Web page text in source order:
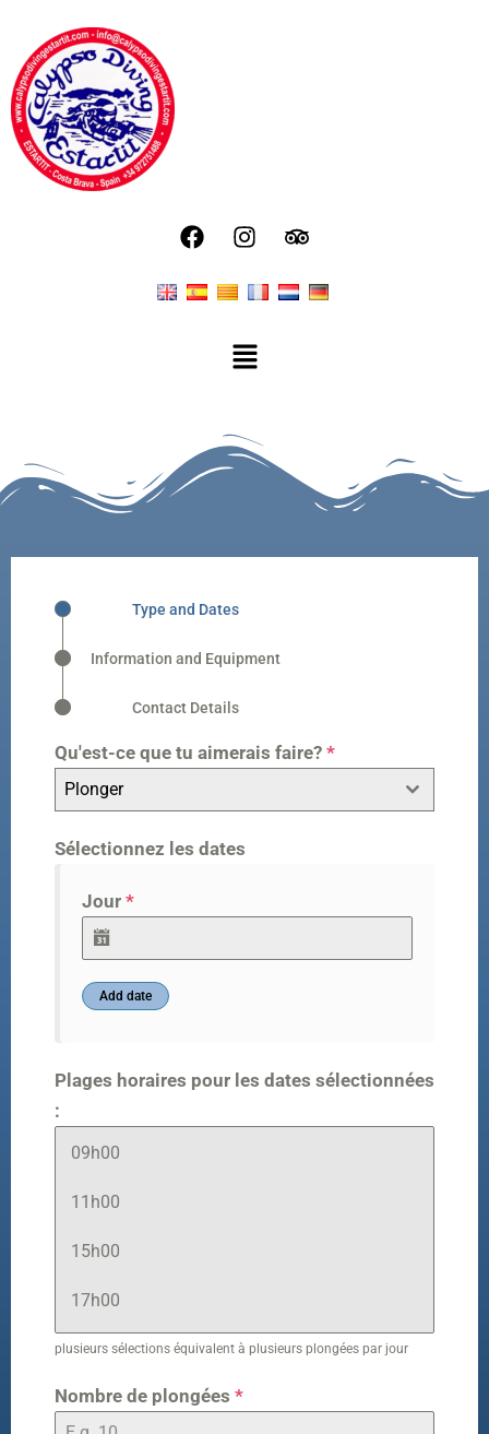
Type and Dates
Information and Equipment
Contact Details
Qu'est-ce que tu aimerais faire? *
Plonger
Sélectionnez les dates
Jour *
Plages horaires pour les dates sélectionnées
:
09h00
11h00
15h00
17h00
plusieurs sélections équivalent à plusieurs plongées par jour
Nombre de plongées *